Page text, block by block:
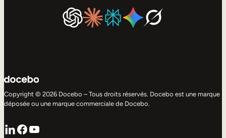
Copyright © 2026 Docebo – Tous droits réservés. Docebo est une marque
déposée ou une marque commerciale de Docebo.
LinkedIn
Facebook
YouTube